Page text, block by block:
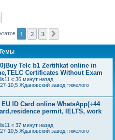
1 2 3
Telc b1 Zertifikat online in
Certificates Without Exam
« 36 минут назад
10,5 Ждановский завод тяжелого
ID Card online WhatsApp(+44
permit, IELTS, work
« 37 минут назад
10,5 Ждановский завод тяжелого